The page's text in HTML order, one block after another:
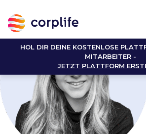
HOL DIR DEINE KOSTENLOSE
MITARBEITER -
JETZT PLATTFORM